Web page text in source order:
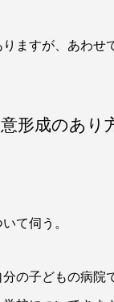
ますが、あわせ
形成のあり
て伺う。
の子どもの病院